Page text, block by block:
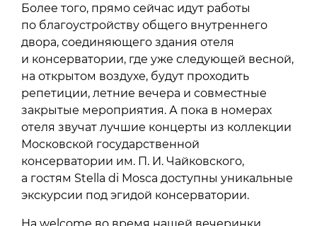
Более того, прямо сейчас идут работы
по благоустройству общего внутреннего
двора, соединяющего здания отеля
и консерватории, где уже следующей весной,
на открытом воздухе, будут проходить
репетиции, летние вечера и совместные
закрытые мероприятия. А пока в номерах
отеля звучат лучшие концерты из коллекции
Московской государственной
консерватории им. П. И. Чайковского,
а гостям Stella di Mosca доступны уникальные
экскурсии под эгидой консерватории.
На welcome во время нашей вечеринки